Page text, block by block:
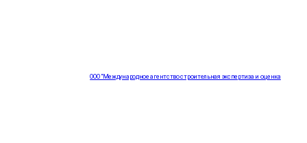
ООО "Международное агентство строительная экспертиза и оценка